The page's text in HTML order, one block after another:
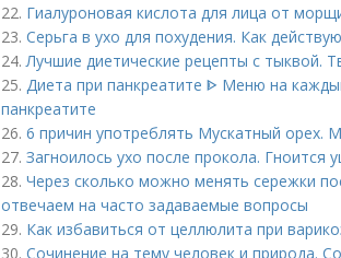
22. Гиалуроновая кислота для лица от
23. Серьга в ухо для похудения. Как
24.Лучшие диетические рецепты с тыквой.
25. Диета при панкреатите ᐈ Меню на
панкреатите
26. 6 причин употреблять Мускатный орех.
27. Загноилось ухо после прокола. Гноится
28. Через сколько можно менять сережки
отвечаем на часто задаваемые вопросы
29. Как избавиться от целлюлита при
30. Сочинение на тему человек и природа.